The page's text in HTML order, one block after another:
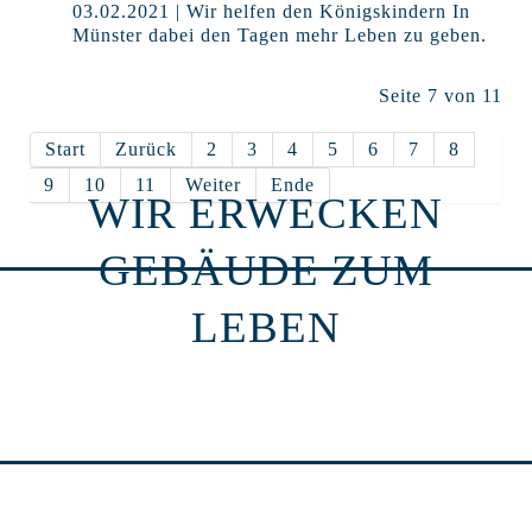
03.02.2021 | Wir helfen den Königskindern In
Münster dabei den Tagen mehr Leben zu geben.
Seite 7 von 11
Start Zurück 2 3 4 5 6 7
8
9
10 11 Weiter Ende
WIR ERWECKEN
GEBÄUDE ZUM
LEBEN